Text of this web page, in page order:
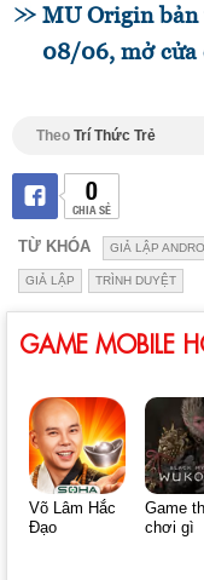
MU Origin bản
08/06, mở cửa
Theo Trí Thức Trẻ
0
CHIA SẺ
TỪ KHÓA GIẢ LẬP
GIẢ LẬP TRÌNH DUYỆT
GAME MOBILE
Võ Lâm Hắc
Đạo
Game
chơi gì